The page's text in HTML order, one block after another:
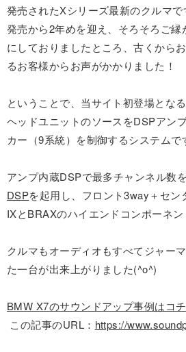
発売されたXシリーズ最新のクルマで
発売から2年めを迎え、そろそろご縁
にしておりましたところ、古くから
るお客様からお声がかかりました！
ということで、当サイト初登場とな
ヘッドユニットのソースをDSPアン
カー（9系統）を制御するシステムで
アンプ内蔵DSPで最多チャンネル数
DSPを起用し、フロント3way＋セ
IXとBRAXのハイエンドコンポーネン
クルマもオーディオもすべてジャー
た一台が出来上がりました(^o^)
BMW X7のサウンドアップ事例はコ
この記事のURL： https://